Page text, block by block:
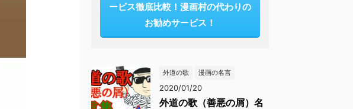
ービス徹底比較！漫画村の代わりの
お勧めサービス！
外道の歌 漫画の名言
2020/01/20
外道の歌（善悪の屑）名